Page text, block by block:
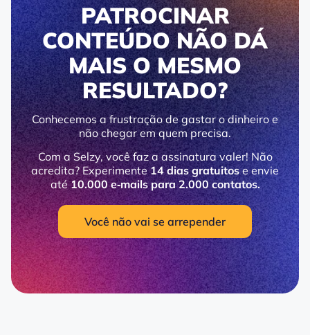
PATROCINAR
CONTEÚDO NÃO DÁ
MAIS O MESMO
RESULTADO?
Conhecemos a frustração de gastar o dinheiro e
não chegar em quem precisa.
Com a Selzy, você faz a assinatura valer! Não
acredita? Experimente14 dias gratuitose envie
até10.000 e‑mails para 2.000 contatos.
Você não vai se arrepender